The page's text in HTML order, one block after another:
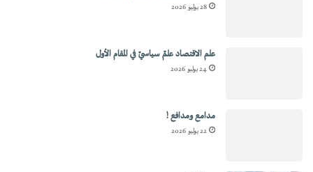
28 يوليو 2026
علم الاقتصاد علمٌ سياسيٌ في المقام الأول
24 يوليو 2026
مدامع ومدافع !
22 يوليو 2026